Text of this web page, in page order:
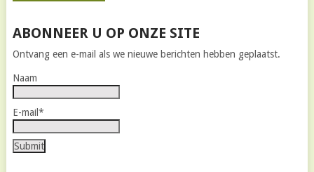
ABONNEER U OP ONZE SITE
Ontvang een e-mail als we nieuwe berichten hebben geplaatst.
Naam
E-mail*